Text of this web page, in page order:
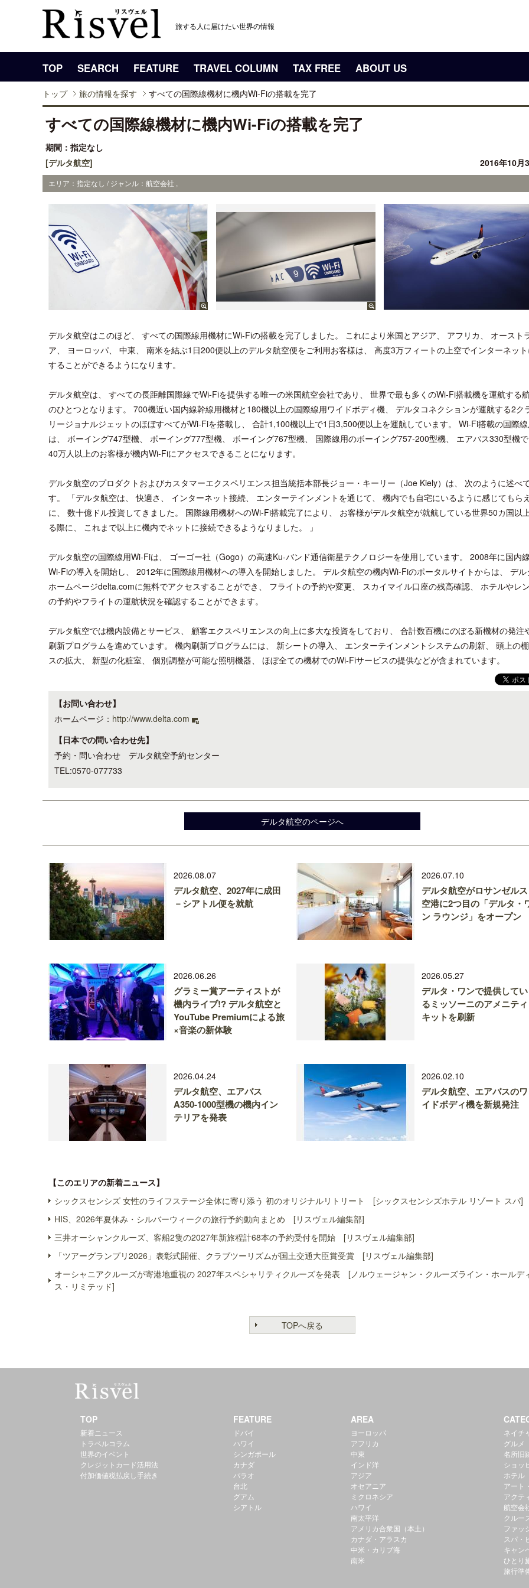
旅する人に届けたい世界の情報
TOP SEARCH FEATURE TRAVEL COLUMN TAX FREE ABOUT US
トップ 旅の情報を探す すべての国際線機材に機内Wi-Fiの搭載を完了
すべての国際線機材に機内Wi-Fiの搭載を完了
期間：指定なし
[デルタ航空]
2016年10月
エリア：指定なし / ジャンル：航空会社 ,
デルタ航空はこのほど、 すべての国際線用機材にWi-Fiの搭載を完了しました。 これにより米国とアジア、 アフリカ、 オースト
ア、 ヨーロッパ、 中東、 南米を結ぶ1日200便以上のデルタ航空便をご利用お客様は、 高度3万フィートの上空でインターネッ
することができるようになります。
デルタ航空は、 すべての長距離国際線でWi-Fiを提供する唯一の米国航空会社であり、 世界で最も多くのWi-Fi搭載機を運航する
のひとつとなります。 700機近い国内線幹線用機材と180機以上の国際線用ワイドボディ機、 デルタコネクションが運航する2ク
リージョナルジェットのほぼすべてがWi-Fiを搭載し、 合計1,100機以上で1日3,500便以上を運航しています。 Wi-Fi搭載の国際
は、 ボーイング747型機、 ボーイング777型機、 ボーイング767型機、 国際線用のボーイング757-200型機、 エアバス330型機
40万人以上のお客様が機内Wi-Fiにアクセスできることになります。
デルタ航空のプロダクトおよびカスタマーエクスペリエンス担当統括本部長ジョー・キーリー（Joe Kiely）は、 次のように述べ
す。 「デルタ航空は、 快適さ、 インターネット接続、 エンターテインメントを通じて、 機内でも自宅にいるように感じてもら
に、 数十億ドル投資してきました。 国際線用機材へのWi-Fi搭載完了により、 お客様がデルタ航空が就航している世界50カ国以
る際に、 これまで以上に機内でネットに接続できるようなりました。 」
デルタ航空の国際線用Wi-Fiは、 ゴーゴー社（Gogo）の高速Ku-バンド通信衛星テクノロジーを使用しています。 2008年に国内
Wi-Fiの導入を開始し、 2012年に国際線用機材への導入を開始しました。 デルタ航空の機内Wi-Fiのポータルサイトからは、 デル
ホームページdelta.comに無料でアクセスすることができ、 フライトの予約や変更、 スカイマイル口座の残高確認、 ホテルやレ
の予約やフライトの運航状況を確認することができます。
デルタ航空では機内設備とサービス、 顧客エクスペリエンスの向上に多大な投資をしており、 合計数百機にのぼる新機材の発注
刷新プログラムを進めています。 機内刷新プログラムには、 新シートの導入、 エンターテインメントシステムの刷新、 頭上の
スの拡大、 新型の化粧室、 個別調整が可能な照明機器、 ほぼ全ての機材でのWi-Fiサービスの提供などが含まれています。
【お問い合わせ】
ホームページ： http://www.delta.com
【日本での問い合わせ先】
予約・問い合わせ デルタ航空予約センター
TEL:0570-077733
デルタ航空のページへ
2026.08.07
デルタ航空、2027年に成田
－シアトル便を就航
2026.07.10
デルタ航空がロサンゼルス
空港に2つ目の「デルタ・
ン ラウンジ」をオープン
2026.06.26
グラミー賞アーティストが
機内ライブ!? デルタ航空と
YouTube Premiumによる旅
×音楽の新体験
2026.05.27
デルタ・ワンで提供してい
るミッソーニのアメニティ
キットを刷新
2026.04.24
デルタ航空、エアバス
A350-1000型機の機内イン
テリアを発表
2026.02.10
デルタ航空、エアバスのワ
イドボディ機を新規発注
【このエリアの新着ニュース】
シックスセンシズ 女性のライフステージ全体に寄り添う 初のオリジナルリトリート [シックスセンシズホテル リゾート スパ]
HIS、2026年夏休み・シルバーウィークの旅行予約動向まとめ [リスヴェル編集部]
三井オーシャンクルーズ、客船2隻の2027年新旅程計68本の予約受付を開始 [リスヴェル編集部]
「ツアーグランプリ2026」表彰式開催、クラブツーリズムが国土交通大臣賞受賞 [リスヴェル編集部]
オーシャニアクルーズが寄港地重視の 2027年スペシャリティクルーズを発表 [ノルウェージャン・クルーズライン・ホールデ
ス・リミテッド]
TOPへ戻る
新
TOP
新着ニュース
トラベルコラム
世界のイベント
クレジットカード活用法
付加価値税払戻し手続き
FEATURE
ドバイ
ハワイ
シンガポール
カナダ
パラオ
台北
グアム
シアトル
AREA
ヨーロッパ
アフリカ
中東
インド洋
アジア
オセアニア
ミクロネシア
ハワイ
南太平洋
アメリカ合衆国（本土）
カナダ・アラスカ
中米・カリブ海
南米
ネイチ
グルメ
名所旧
ショッ
ホテル
アート
アクテ
航空会
クルー
ファッ
スパ・
キャン
ひとり
旅行準